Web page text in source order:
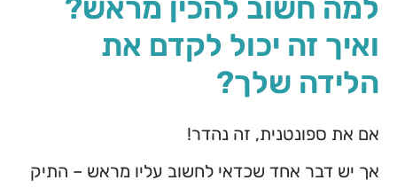
למה חשוב להכין מראש?
ואיך זה יכול לקדם את
הלידה שלך?
אם את ספונטנית, זה נהדר!
אך יש דבר אחד שכדאי לחשוב עליו מראש – התיק